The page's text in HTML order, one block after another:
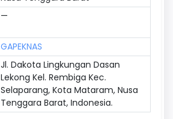
—
GAPEKNAS
Jl. Dakota Lingkungan Dasan
Lekong Kel. Rembiga Kec.
Selaparang, Kota Mataram, Nusa
Tenggara Barat, Indonesia.